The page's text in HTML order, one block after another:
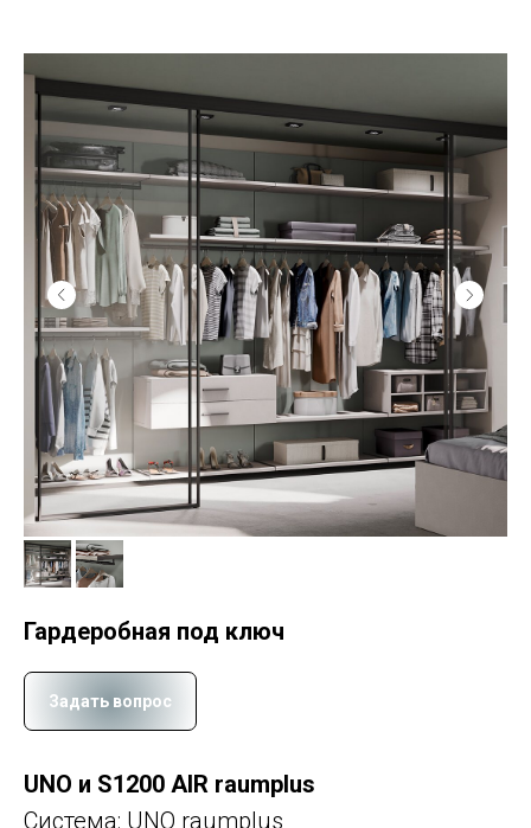
Гардеробная под ключ
Задать вопрос
UNO и S1200 AIR raumplus
Система: UNO raumplus